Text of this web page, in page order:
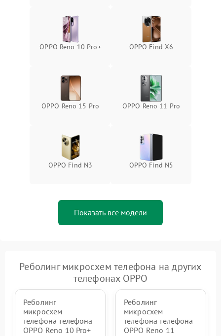
OPPO Reno 10 Pro+ OPPO Find X6
OPPO Reno 15 Pro OPPO Reno 11 Pro
OPPO Find N3 OPPO Find N5
Показать все модели
Реболинг микросхем телефона на других
телефонах OPPO
Реболинг
микросхем
телефона телефона
OPPO Reno 10 Pro+
Реболинг
микросхем
телефона телефона
OPPO Reno 11